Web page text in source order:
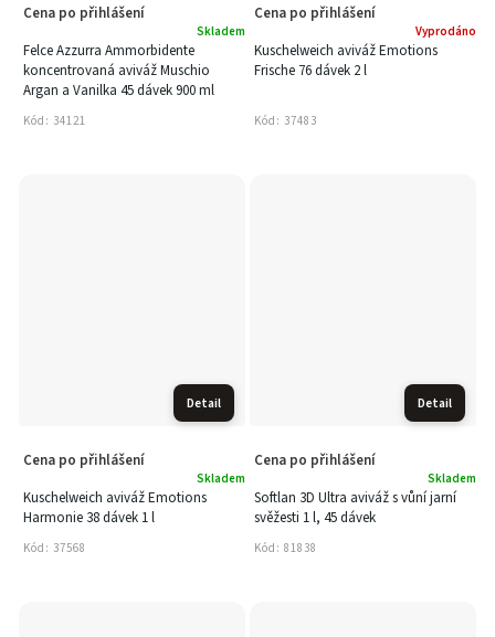
Felce Azzurra Ammorbidente
koncentrovaná aviváž Muschio
Argan a Vanilka 45 dávek 900 ml
Skladem
Cena po přihlášení
Kód: 34121
Kuschelweich aviváž Emotions
Frische 76 dávek 2 l
Vyprodáno
Cena po přihlášení
Kód: 37483
Detail
Kuschelweich aviváž Emotions
Harmonie 38 dávek 1 l
Skladem
Cena po přihlášení
Kód: 37568
Detail
Softlan 3D Ultra aviváž s vůní jarní
svěžesti 1 l, 45 dávek
Skladem
Cena po přihlášení
Kód: 81838